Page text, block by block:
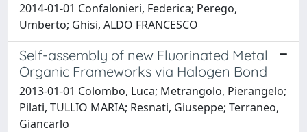
2014-01-01 Confalonieri, Federica; Perego,
Umberto; Ghisi, ALDO FRANCESCO
Self-assembly of new Fluorinated Metal
Organic Frameworks via Halogen Bond
2013-01-01 Colombo, Luca; Metrangolo, Pierangelo;
Pilati, TULLIO MARIA; Resnati, Giuseppe; Terraneo,
Giancarlo